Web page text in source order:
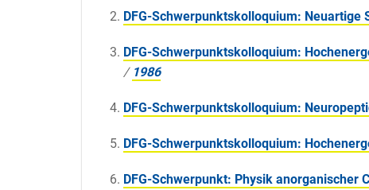
DFG-Schwerpunktskolloquium:
DFG-Schwerpunktskolloquium:
/ 1986
DFG-Schwerpunktskolloquium:
DFG-Schwerpunktskolloquium:
DFG-Schwerpunkt: Physik anorganischer